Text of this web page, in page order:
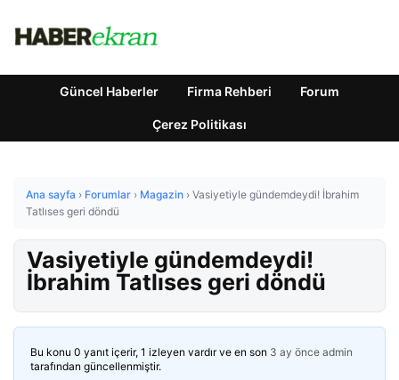
Güncel Haberler Firma Rehberi Forum
Çerez Politikası
Ana sayfa › Forumlar › Magazin › Vasiyetiyle gündemdeydi! İbrahim
Tatlıses geri döndü
Vasiyetiyle gündemdeydi!
İbrahim Tatlıses geri döndü
Bu konu 0 yanıt içerir, 1 izleyen vardır ve en son 3 ay önce admin
tarafından güncellenmiştir.